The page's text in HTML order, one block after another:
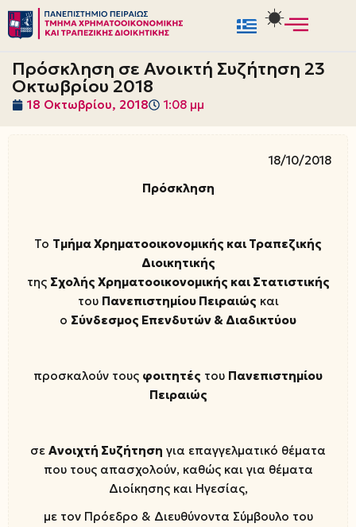
Μεταπηδήστε
στο
περιεχόμενο
Πρόσκληση σε Ανοικτή Συζήτηση 23
Οκτωβρίου 2018
18 Οκτωβρίου, 2018 1:08 μμ
18/10/2018
Πρόσκληση
Το Τμήμα Χρηματοοικονομικής και Τραπεζικής
Διοικητικής
της Σχολής Χρηματοοικονομικής και Στατιστικής
του Πανεπιστημίου Πειραιώς και
ο Σύνδεσμος Επενδυτών & Διαδικτύου
προσκαλούν τους φοιτητές του Πανεπιστημίου
Πειραιώς
σε Ανοιχτή Συζήτηση για επαγγελματικό θέματα
που τους απασχολούν, καθώς και για θέματα
Διοίκησης και Ηγεσίας,
με τον Πρόεδρο & Διευθύνοντα Σύμβουλο του